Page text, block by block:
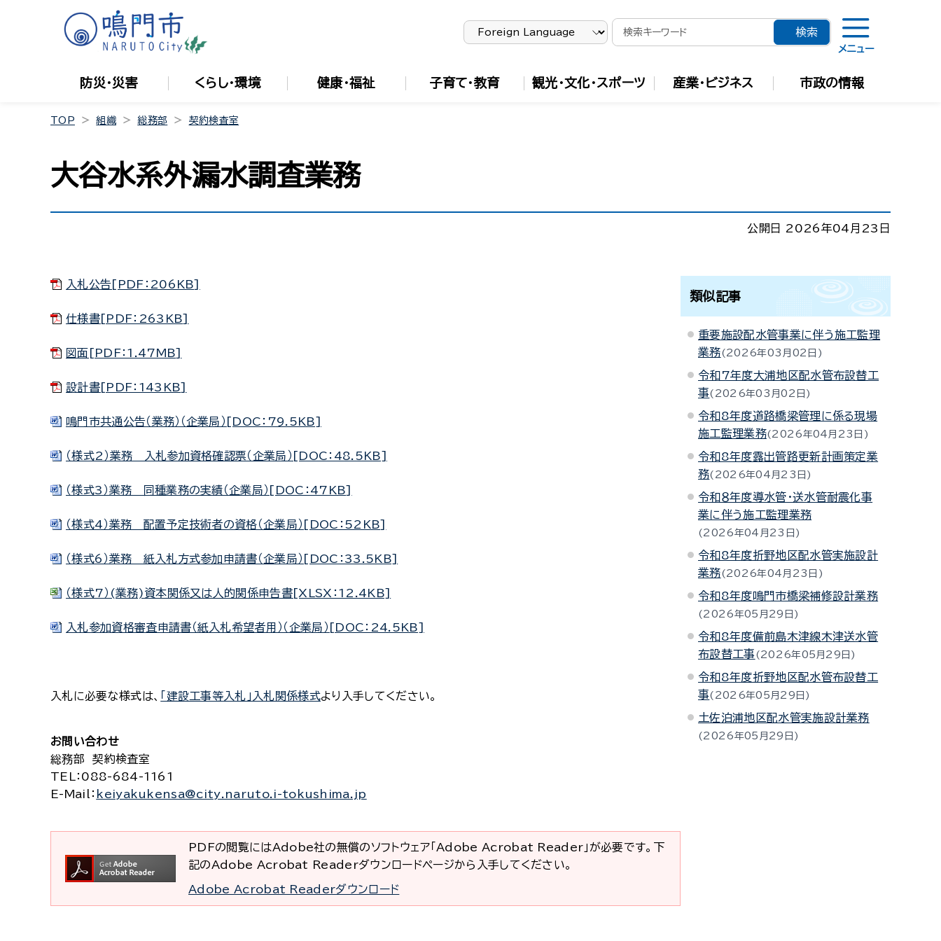
メニュー
防災・災害 くらし・環境 健康・福祉 子育て・教育 観光・文化・スポーツ 産業・ビジネス 市政の情報
TOP 組織 総務部 契約検査室
大谷水系外漏水調査業務
公開日 2026年04月23日
入札公告[PDF：206KB]
仕様書[PDF：263KB]
図面[PDF：1.47MB]
設計書[PDF：143KB]
鳴門市共通公告（業務）（企業局）[DOC：79.5KB]
（様式2）業務 入札参加資格確認票（企業局）[DOC：48.5KB]
（様式3）業務 同種業務の実績（企業局）[DOC：47KB]
（様式4）業務 配置予定技術者の資格（企業局）[DOC：52KB]
（様式6）業務 紙入札方式参加申請書（企業局）[DOC：33.5KB]
（様式7）(業務)資本関係又は人的関係申告書[XLSX：12.4KB]
入札参加資格審査申請書（紙入札希望者用）（企業局）[DOC：24.5KB]
入札に必要な様式は、 「建設工事等入札」入札関係様式より入手してください。
お問い合わせ
総務部 契約検査室
TEL
：088-684-1161
E-Mail
： keiyakukensa@city.naruto.i-tokushima.jp
PDFの閲覧にはAdobe社の無償のソフトウェア「Adobe Acrobat Reader」が必要です。下
記のAdobe Acrobat Readerダウンロードページから入手してください。
Adobe Acrobat Readerダウンロード
類似記事
重要施設配水管事業に伴う施工監理
業務
2026年03月02日
令和7年度大浦地区配水管布設替工
事
2026年03月02日
令和8年度道路橋梁管理に係る現場
施工監理業務 2026年04月23日
令和8年度露出管路更新計画策定業
務
2026年04月23日
令和８年度導水管・送水管耐震化事
業に伴う施工監理業務
2026年04月23日
令和8年度折野地区配水管実施設計
業務
2026年04月23日
令和8年度鳴門市橋梁補修設計業務
2026年05月29日
令和8年度備前島木津線木津送水管
布設替工事
2026年05月29日
令和8年度折野地区配水管布設替工
事
2026年05月29日
土佐泊浦地区配水管実施設計業務
2026年05月29日